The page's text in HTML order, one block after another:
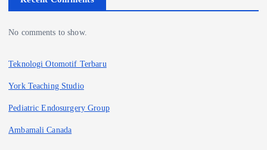
No comments to show.
Teknologi Otomotif Terbaru
York Teaching Studio
Pediatric Endosurgery Group
Ambamali Canada